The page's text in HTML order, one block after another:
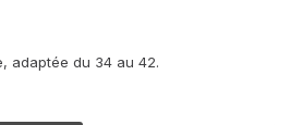
adaptée du 34 au 42.